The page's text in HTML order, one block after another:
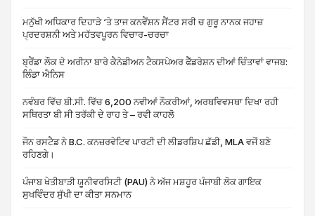
ਮਨੁੱਖੀ ਅਧਿਕਾਰ ਦਿਹਾੜੇ ‘ਤੇ ਤਾਜ ਕਨਵੈਂਸ਼ਨ ਸੈਂਟਰ ਸਰੀ ਚ ਗੁਰੂ ਨਾਨਕ ਜਹਾਜ਼
ਪ੍ਰਦਰਸ਼ਨੀ ਅਤੇ ਮਹੱਤਵਪੂਰਨ ਵਿਚਾਰ-ਚਰਚਾ
ਬ੍ਰੈਂਡਾ ਲੌਕ ਦੇ ਅਰੀਨਾ ਬਾਰੇ ਕੈਨੇਡੀਅਨ ਟੈਕਸਪੇਅਰ ਫੈੱਡਰੇਸ਼ਨ ਦੀਆਂ ਚਿੰਤਾਵਾਂ ਵਾਜਬ:
ਲਿੰਡਾ ਐਨਿਸ
ਨਵੰਬਰ ਵਿੱਚ ਬੀ.ਸੀ. ਵਿੱਚ 6,200 ਨਵੀਆਂ ਨੌਕਰੀਆਂ, ਅਰਥਵਿਵਸਥਾ ਦਿਖਾ ਰਹੀ
ਸਥਿਰਤਾ ਬੀ ਸੀ ਤਰੱਕੀ ਦੇ ਰਾਹ ਤੇ – ਰਵੀ ਕਾਹਲੋ
ਜੌਨ ਰਸਟੈਡ ਨੇ B.C. ਕਨਜ਼ਰਵੇਟਿਵ ਪਾਰਟੀ ਦੀ ਲੀਡਰਸ਼ਿਪ ਛੱਡੀ, MLA ਵਜੋਂ ਬਣੇ
ਰਹਿਣਗੇ।
ਪੰਜਾਬ ਖੇਤੀਬਾੜੀ ਯੂਨੀਵਰਸਿਟੀ (PAU) ਨੇ ਅੱਜ ਮਸ਼ਹੂਰ ਪੰਜਾਬੀ ਲੋਕ ਗਾਇਕ
ਸੁਖਵਿੰਦਰ ਸੁੱਖੀ ਦਾ ਕੀਤਾ ਸਨਮਾਨ